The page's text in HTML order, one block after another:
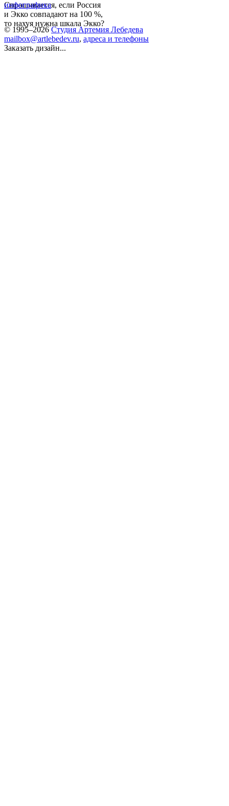
Спрашивается, если Россия
и Экко совпадают на 100 %,
то нахуя нужна шкала Экко?
инфографика
© 1995–2026 Студия Артемия Лебедева
mailbox@artlebedev.ru, адреса и телефоны
Заказать дизайн...